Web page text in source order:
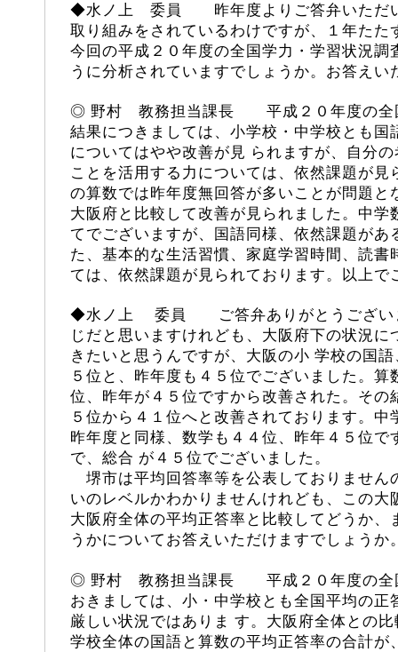
◆水ノ上
委員 昨年度よりご答弁いただ
取り組みをされているわけですが、１年たた
今回の平成２０年度の全国学力・学習状況調
うに分析されていますでしょうか。お答えい
◎ 野村 教務担当課長 平成２０年度の全
結果につきましては、小学校・中学校とも国
についてはやや改善が見 られますが、自分
ことを活用する力については、依然課題が見
の算数では昨年度無回答が多いことが問題と
大阪府と比較して改善が見られました。中学
てでございますが、国語同様、依然課題があ
た、基本的な生活習慣、家庭学習時間、読書
ては、依然課題が見られております。以上で
◆水ノ上 委員 ご答弁ありがとうござい
じだと思いますけれども、大阪府下の状況に
きたいと思うんですが、大阪の小 学校の国
５位と、昨年度も４５位でございました。
位、昨年が４５位ですから改善された。その
５位から４１位へと改善されております。
昨年度と同様、数学も４４位、昨年４５位で
で、総合 が４５位でございました。
堺市は平均回答率等を公表しておりません
いのレベルかわかりませんけれども、この大
大阪府全体の平均正答率と比較してどうか、
うかについてお答えいただけますでしょうか
◎ 野村 教務担当課長 平成２０年度の全
おきましては、小・中学校とも全国平均の正
厳しい状況ではありま す。大阪府全体との
学校全体の国語と算数の平均正答率の合計が